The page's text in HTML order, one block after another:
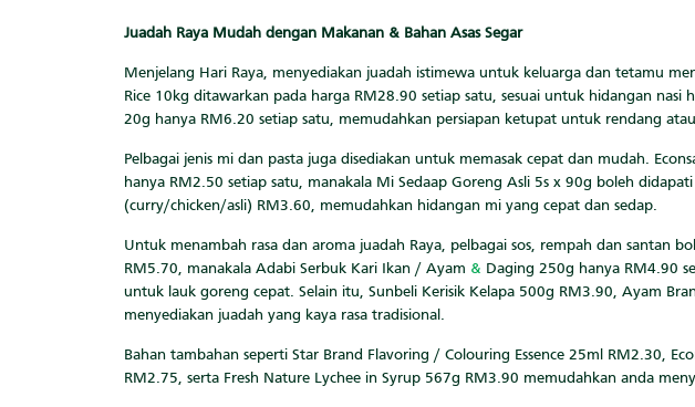
Juadah Raya Mudah dengan Makanan & Bahan Asas Segar
Menjelang Hari Raya, menyediakan juadah istimewa untuk keluarga dan tetamu
Rice 10kg ditawarkan pada harga RM28.90 setiap satu, sesuai untuk hidangan
20g hanya RM6.20 setiap satu, memudahkan persiapan ketupat untuk rendang
Pelbagai jenis mi dan pasta juga disediakan untuk memasak cepat dan mudah.
hanya RM2.50 setiap satu, manakala Mi Sedaap Goreng Asli 5s x 90g boleh
(curry/chicken/asli) RM3.60, memudahkan hidangan mi yang cepat dan sedap.
Untuk menambah rasa dan aroma juadah Raya, pelbagai sos, rempah dan santan
RM5.70, manakala Adabi Serbuk Kari Ikan / Ayam & Daging 250g hanya RM4.90
untuk lauk goreng cepat. Selain itu, Sunbeli Kerisik Kelapa 500g RM3.90, Ayam
menyediakan juadah yang kaya rasa tradisional.
Bahan tambahan seperti Star Brand Flavoring / Colouring Essence 25ml RM2.30,
RM2.75, serta Fresh Nature Lychee in Syrup 567g RM3.90 memudahkan anda